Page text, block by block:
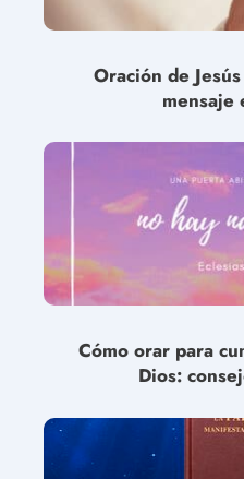
Oración de
mensaje
Cómo orar para
Dios: